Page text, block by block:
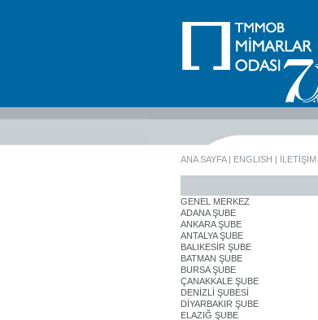
ANA SAYFA| ENGLISH | İLETİŞİM
GENEL MERKEZ
ADANA ŞUBE
ANKARA ŞUBE
ANTALYA ŞUBE
BALIKESİR ŞUBE
BATMAN ŞUBE
BURSA ŞUBE
ÇANAKKALE ŞUBE
DENİZLİ ŞUBESİ
DİYARBAKIR ŞUBE
ELAZIĞ ŞUBE